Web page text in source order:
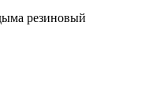
резиновый